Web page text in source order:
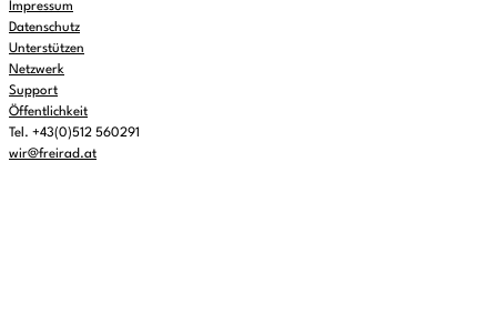
Impressum
Datenschutz
Unterstützen
Netzwerk
Support
Öffentlichkeit
Tel. +43(0)512 560291
wir@freirad.at